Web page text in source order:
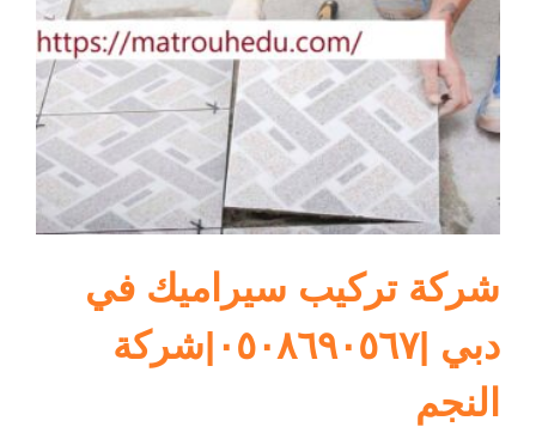
ام القيوين
شركة تركيب سيراميك في
دبي |٠٥٠٨٦٩٠٥٦٧|شركة
النجم